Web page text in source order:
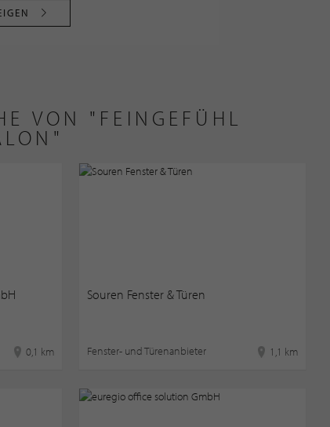
VON "FEINGEFÜHL
0,1 km
Souren Fenster & Türen
Fenster- und Türenanbieter 1,1 km